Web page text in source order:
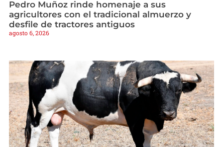
Pedro Muñoz rinde homenaje a sus
agricultores con el tradicional almuerzo y
desfile de tractores antiguos
agosto 6, 2026